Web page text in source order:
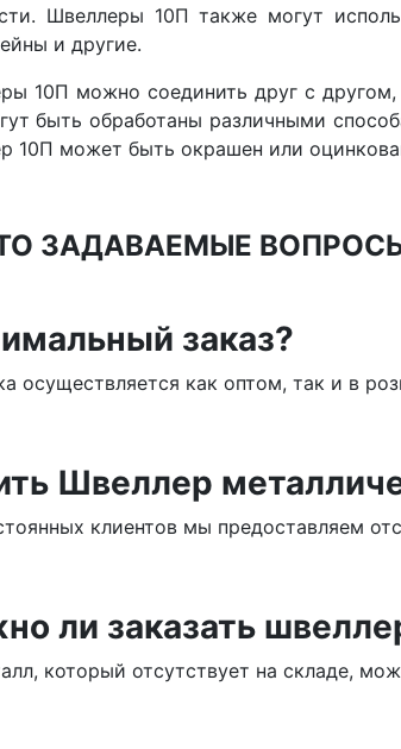
Швеллеры 10П также могут
и другие.
10П можно соединить друг с
быть обработаны различными
10П может быть окрашен или
ЗАДАВАЕМЫЕ
заказ?
осуществляется как оптом, так и в
Швеллер
клиентов мы предоставляем
ли заказать
который отсутствует на складе,